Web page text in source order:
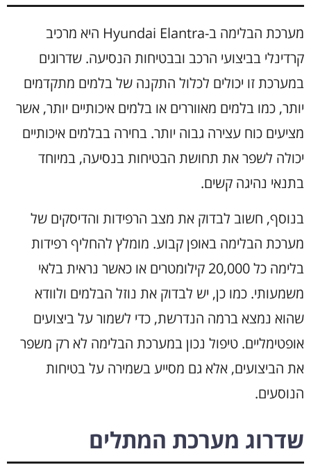
מערכת הבלימה ב-Hyundai Elantra היא מרכיב
קרדינלי בביצועי הרכב ובבטיחות הנסיעה. שדרוגים
במערכת זו יכולים לכלול התקנה של בלמים מתקדמים
יותר, כמו בלמים מאווררים או בלמים איכותיים יותר, אשר
מציעים כוח עצירה גבוה יותר. בחירה בבלמים איכותיים
יכולה לשפר את תחושת הבטיחות בנסיעה, במיוחד
בתנאי נהיגה קשים.
בנוסף, חשוב לבדוק את מצב הרפידות והדיסקים של
מערכת הבלימה באופן קבוע. מומלץ להחליף רפידות
בלימה כל 20,000 קילומטרים או כאשר נראית בלאי
משמעותי. כמו כן, יש לבדוק את נוזל הבלמים ולוודא
שהוא נמצא ברמה הנדרשת, כדי לשמור על ביצועים
אופטימליים. טיפול נכון במערכת הבלימה לא רק משפר
את הביצועים, אלא גם מסייע בשמירה על בטיחות
הנוסעים.
שדרוג מערכת המתלים